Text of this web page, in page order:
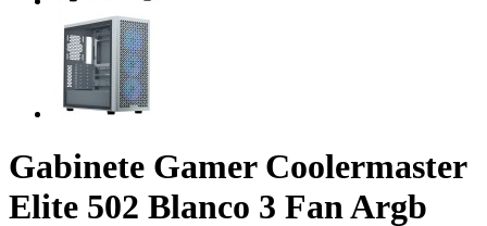
Gabinete Gamer Coolermaster
Elite 502 Blanco 3 Fan Argb